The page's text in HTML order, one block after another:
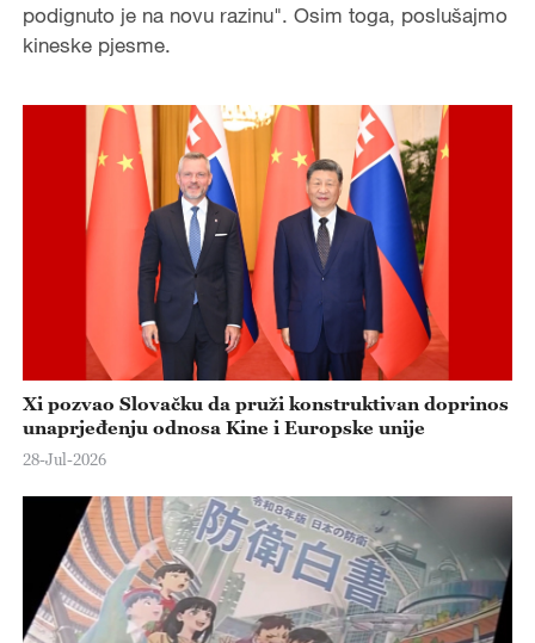
podignuto je na novu razinu". Osim toga, poslušajmo
kineske pjesme.
Xi pozvao Slovačku da pruži konstruktivan doprinos
unaprjeđenju odnosa Kine i Europske unije
28-Jul-2026